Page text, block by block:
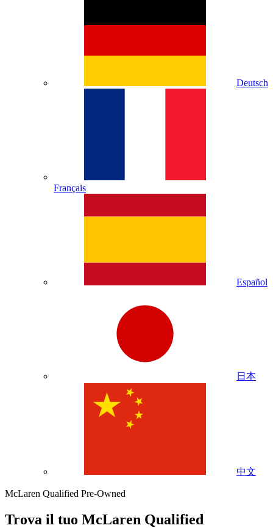
Deutsch
Français
Español
日本
中文
McLaren Qualified Pre-Owned
Trova il tuo McLaren Qualified